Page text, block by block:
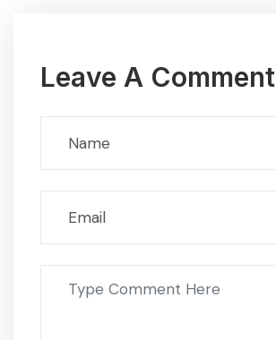
Leave A Comment